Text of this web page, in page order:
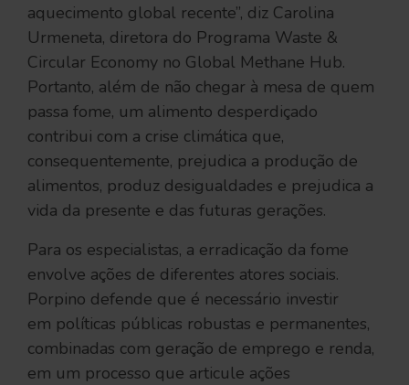
aquecimento global recente”, diz Carolina
Urmeneta, diretora do Programa Waste &
Circular Economy no Global Methane Hub.
Portanto, além de não chegar à mesa de quem
passa fome, um alimento desperdiçado
contribui com a crise climática que,
consequentemente, prejudica a produção de
alimentos, produz desigualdades e prejudica a
vida da presente e das futuras gerações.
Para os especialistas, a erradicação da fome
envolve ações de diferentes atores sociais.
Porpino defende que é necessário investir
em políticas públicas robustas e permanentes,
combinadas com geração de emprego e renda,
em um processo que articule ações